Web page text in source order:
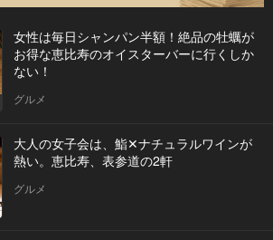
女性は毎日シャンパン半額！絶品の牡蠣が
お得な恵比寿のオイスターバーに行くしか
ない！
グルメ
大人の女子会は、鮨✕ナチュラルワインが
熱い。恵比寿、表参道の2軒
グルメ